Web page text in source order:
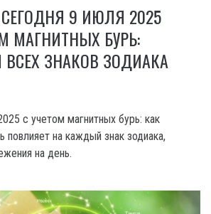
9 ИЮЛЯ 2025
МАГНИТНЫХ БУРЬ:
ЗНАКОВ ЗОДИАКА
с учетом магнитных бурь: как
повлияет на каждый знак зодиака,
на день.